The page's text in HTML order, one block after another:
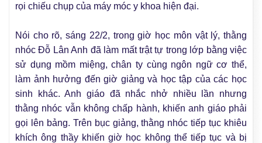
rọi chiếu chụp của máy móc y khoa hiện đại.
Nói cho rõ, sáng 22/2, trong giờ học môn vật lý, thằng
nhóc Đỗ Lân Anh đã làm mất trật tự trong lớp bằng việc
sử dụng mồm miệng, chân ty cùng ngôn ngữ cơ thể,
làm ảnh hưởng đến giờ giảng và học tập của các học
sinh khác. Anh giáo đã nhắc nhở nhiều lần nhưng
thằng nhóc vẫn không chấp hành, khiến anh giáo phải
gọi lên bảng. Trên bục giảng, thằng nhóc tiếp tục khiêu
khích ông thầy khiến giờ học không thể tiếp tục và bị